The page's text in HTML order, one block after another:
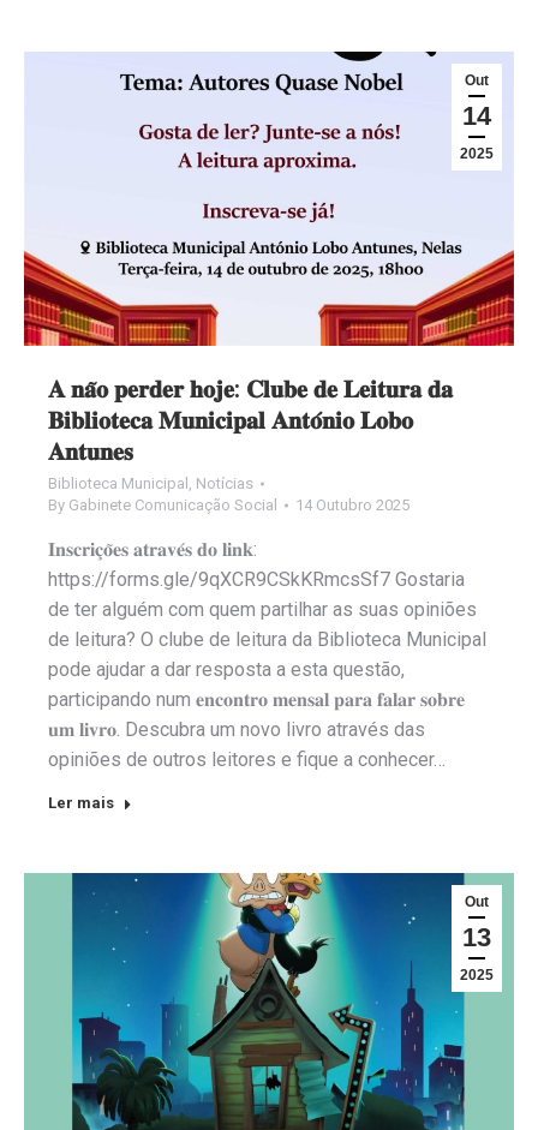
Out
14
2025
𝐀 𝐧𝐚̃𝐨 𝐩𝐞𝐫𝐝𝐞𝐫 𝐡𝐨𝐣𝐞: 𝐂𝐥𝐮𝐛𝐞 𝐝𝐞 𝐋𝐞𝐢𝐭𝐮𝐫𝐚 𝐝𝐚
𝐁𝐢𝐛𝐥𝐢𝐨𝐭𝐞𝐜𝐚 𝐌𝐮𝐧𝐢𝐜𝐢𝐩𝐚𝐥 𝐀𝐧𝐭𝐨́𝐧𝐢𝐨 𝐋𝐨𝐛𝐨
𝐀𝐧𝐭𝐮𝐧𝐞𝐬
Biblioteca Municipal
Notícias
By Gabinete Comunicação Social 14 Outubro 2025
𝐈𝐧𝐬𝐜𝐫𝐢𝐜̧𝐨̃𝐞𝐬 𝐚𝐭𝐫𝐚𝐯𝐞́𝐬 𝐝𝐨 𝐥𝐢𝐧𝐤:
https://forms.gle/9qXCR9CSkKRmcsSf7 Gostaria
de ter alguém com quem partilhar as suas opiniões
de leitura? O clube de leitura da Biblioteca Municipal
pode ajudar a dar resposta a esta questão,
participando num 𝐞𝐧𝐜𝐨𝐧𝐭𝐫𝐨 𝐦𝐞𝐧𝐬𝐚𝐥 𝐩𝐚𝐫𝐚 𝐟𝐚𝐥𝐚𝐫 𝐬𝐨𝐛𝐫𝐞
𝐮𝐦 𝐥𝐢𝐯𝐫𝐨. Descubra um novo livro através das
opiniões de outros leitores e fique a conhecer…
Ler mais
Out
13
2025